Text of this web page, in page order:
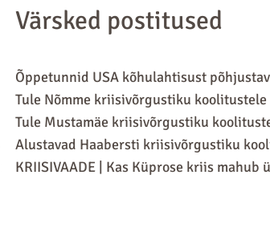
Värsked postitused
Õppetunnid USA kõhulahtisust
Tule Nõmme kriisivõrgustiku koolitustele
Tule Mustamäe kriisivõrgustiku
Alustavad Haabersti kriisivõrgustiku
KRIISIVAADE | Kas Küprose kriis mahub